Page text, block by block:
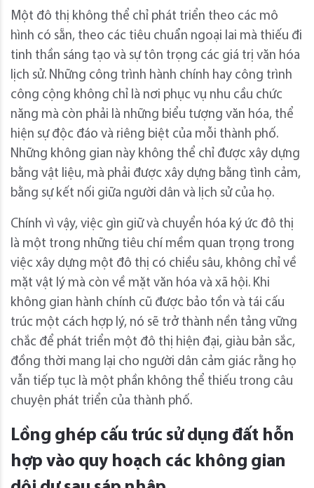
Một đô thị không thể chỉ phát triển theo các mô
hình có sẵn, theo các tiêu chuẩn ngoại lai mà thiếu đi
tinh thần sáng tạo và sự tôn trọng các giá trị văn hóa
lịch sử. Những công trình hành chính hay công trình
công cộng không chỉ là nơi phục vụ nhu cầu chức
năng mà còn phải là những biểu tượng văn hóa, thể
hiện sự độc đáo và riêng biệt của mỗi thành phố.
Những không gian này không thể chỉ được xây dựng
bằng vật liệu, mà phải được xây dựng bằng tình cảm,
bằng sự kết nối giữa người dân và lịch sử của họ.
Chính vì vậy, việc gìn giữ và chuyển hóa ký ức đô thị
là một trong những tiêu chí mềm quan trọng trong
việc xây dựng một đô thị có chiều sâu, không chỉ về
mặt vật lý mà còn về mặt văn hóa và xã hội. Khi
không gian hành chính cũ được bảo tồn và tái cấu
trúc một cách hợp lý, nó sẽ trở thành nền tảng vững
chắc để phát triển một đô thị hiện đại, giàu bản sắc,
đồng thời mang lại cho người dân cảm giác rằng họ
vẫn tiếp tục là một phần không thể thiếu trong câu
chuyện phát triển của thành phố.
Lồng ghép cấu trúc sử dụng đất hỗn
hợp vào quy hoạch các không gian